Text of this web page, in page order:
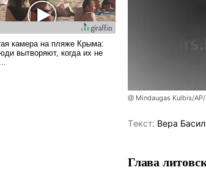
@ Mindaugas Kulbis/AP/
Tекст: Вера
Глава